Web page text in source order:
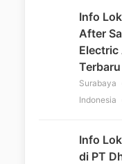
Info
After
Electric
Surabaya
Indonesia
Info
di PT